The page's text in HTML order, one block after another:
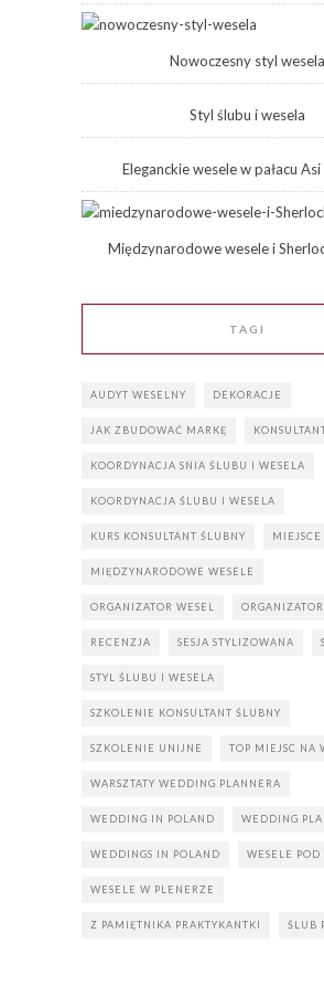
Nowoczesny styl wesela
Styl ślubu i wesela
Eleganckie wesele w pałacu Asi
Międzynarodowe wesele i
TAGI
AUDYT WESELNY DEKORACJE
JAK ZBUDOWAĆ MARKĘ
KOORDYNACJA SNIA ŚLUBU I WESELA
KOORDYNACJA ŚLUBU I WESELA
KURS KONSULTANT ŚLUBNY MIEJSCE
MIĘDZYNARODOWE WESELE
ORGANIZATOR WESEL
RECENZJA SESJA STYLIZOWANA
STYL ŚLUBU I WESELA
SZKOLENIE KONSULTANT ŚLUBNY
SZKOLENIE UNIJNE TOP MIEJSC NA
WARSZTATY WEDDING PLANNERA
WEDDING IN POLAND WEDDING
WEDDINGS IN POLAND WESELE
WESELE W PLENERZE
Z PAMIĘTNIKA PRAKTYKANTKI ŚLUB